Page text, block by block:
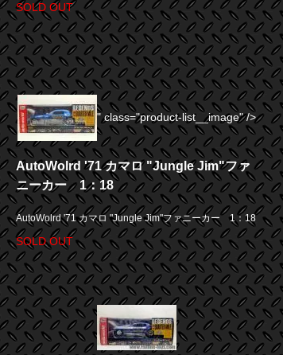
SOLD OUT
" class="product-list__image" />
AutoWolrd '71 カマロ "Jungle Jim"ファ
ニーカー 1：18
AutoWolrd '71 カマロ "Jungle Jim"ファニーカー 1：18
SOLD OUT